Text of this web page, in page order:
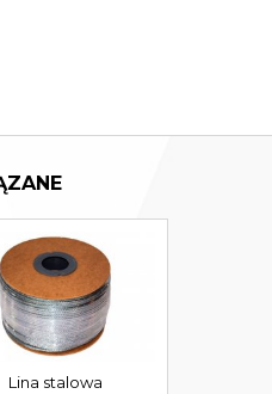
Lina stalowa